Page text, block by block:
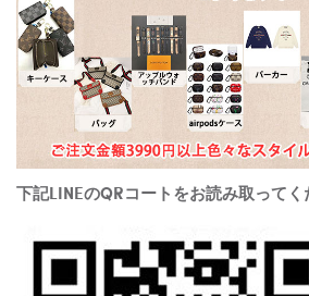
下記LINEのQRコートをお読み取ってく